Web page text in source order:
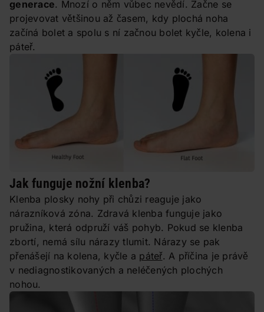
generace. Mnozí o něm vůbec nevědí. Začne se
projevovat většinou až časem, kdy plochá noha
začíná bolet a spolu s ní začnou bolet kyčle, kolena i
páteř.
Jak funguje nožní klenba?
Klenba plosky nohy při chůzi reaguje jako
nárazníková zóna. Zdravá klenba funguje jako
pružina, která odpruží váš pohyb. Pokud se klenba
zbortí, nemá sílu nárazy tlumit. Nárazy se pak
přenášejí na kolena, kyčle a páteř. A příčina je právě
v nediagnostikovaných a neléčených plochých
nohou.